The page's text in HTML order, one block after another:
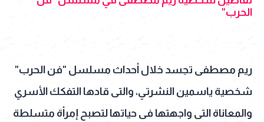
الحرب"
ريم مصطفى تجسد خلال أحداث مسلسل "فن الحرب"
شخصية ياسمين النشرتي، والتى قادها التفكك الأسري
والمعاناة التى واجهتها فى حياتها لتصبح إمرأة متسلطة